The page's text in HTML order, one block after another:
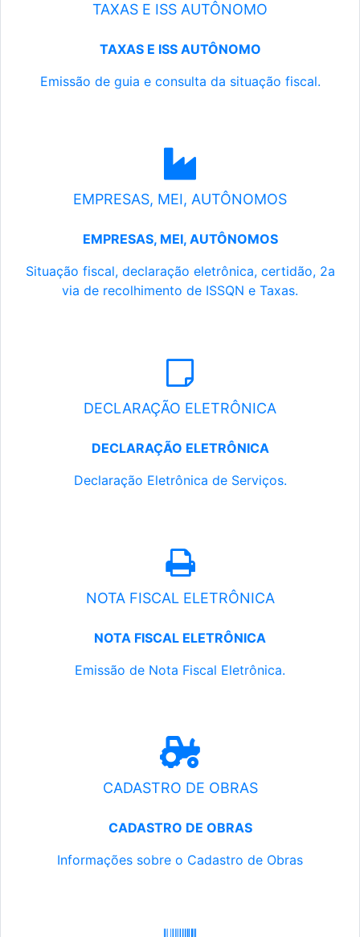
TAXAS E ISS AUTÔNOMO
TAXAS E ISS AUTÔNOMO
Emissão de guia e consulta da situação fiscal.
EMPRESAS, MEI, AUTÔNOMOS
EMPRESAS, MEI, AUTÔNOMOS
Situação fiscal, declaração eletrônica, certidão, 2a
via de recolhimento de ISSQN e Taxas.
DECLARAÇÃO ELETRÔNICA
DECLARAÇÃO ELETRÔNICA
Declaração Eletrônica de Serviços.
NOTA FISCAL ELETRÔNICA
NOTA FISCAL ELETRÔNICA
Emissão de Nota Fiscal Eletrônica.
CADASTRO DE OBRAS
CADASTRO DE OBRAS
Informações sobre o Cadastro de Obras